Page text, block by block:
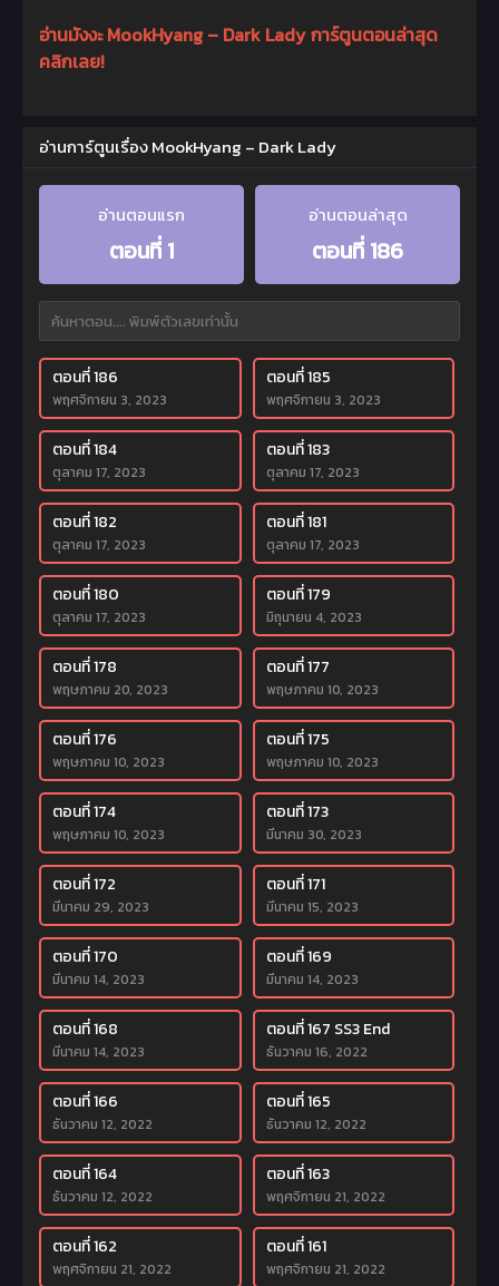
อ่านมังงะ MookHyang – Dark Lady การ์ตูนตอนล่าสุด
คลิกเลย!
อ่านการ์ตูนเรื่อง MookHyang – Dark Lady
อ่านตอนแรก
ตอนที่ 1
อ่านตอนล่าสุด
ตอนที่ 186
ตอนที่ 186
พฤศจิกายน 3, 2023
ตอนที่ 185
พฤศจิกายน 3, 2023
ตอนที่ 184
ตุลาคม 17, 2023
ตอนที่ 183
ตุลาคม 17, 2023
ตอนที่ 182
ตุลาคม 17, 2023
ตอนที่ 181
ตุลาคม 17, 2023
ตอนที่ 180
ตุลาคม 17, 2023
ตอนที่ 179
มิถุนายน 4, 2023
ตอนที่ 178
พฤษภาคม 20, 2023
ตอนที่ 177
พฤษภาคม 10, 2023
ตอนที่ 176
พฤษภาคม 10, 2023
ตอนที่ 175
พฤษภาคม 10, 2023
ตอนที่ 174
พฤษภาคม 10, 2023
ตอนที่ 173
มีนาคม 30, 2023
ตอนที่ 172
มีนาคม 29, 2023
ตอนที่ 171
มีนาคม 15, 2023
ตอนที่ 170
มีนาคม 14, 2023
ตอนที่ 169
มีนาคม 14, 2023
ตอนที่ 168
มีนาคม 14, 2023
ตอนที่ 167 SS3 End
ธันวาคม 16, 2022
ตอนที่ 166
ธันวาคม 12, 2022
ตอนที่ 165
ธันวาคม 12, 2022
ตอนที่ 164
ธันวาคม 12, 2022
ตอนที่ 163
พฤศจิกายน 21, 2022
ตอนที่ 162
พฤศจิกายน 21, 2022
ตอนที่ 161
พฤศจิกายน 21, 2022